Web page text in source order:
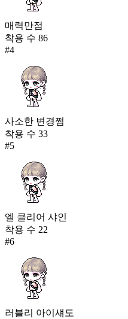
매력만점
착용 수 86
#4
사소한 변경쩜
착용 수 33
#5
엘 클리어 샤인
착용 수 22
#6
러블리 아이섀도